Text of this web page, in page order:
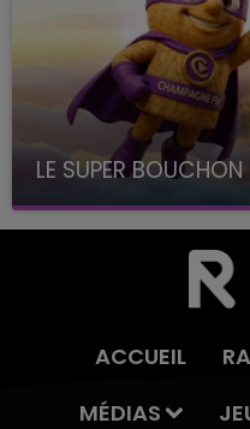
LE SUPER
avec La Famille
ACCUEIL
MÉDIAS